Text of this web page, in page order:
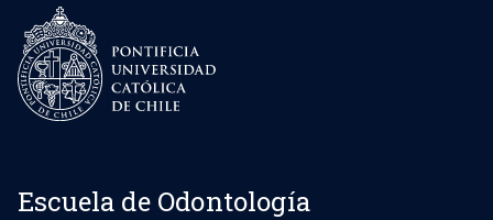
Escuela de Odontología